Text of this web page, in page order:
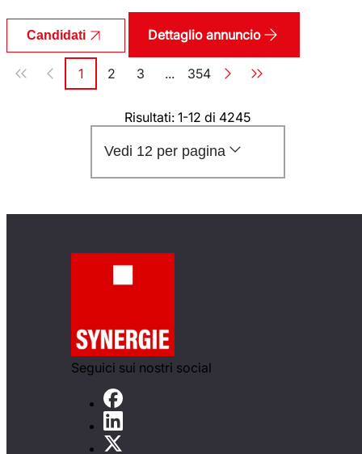
Candidati Dettaglio annuncio
Paginazione
Pagina
1 Pagina
2 Pagina
3 ... Pagina
354
Risultati: 1-12 di 4245
Vedi 12 per pagina
Seguici sui nostri social